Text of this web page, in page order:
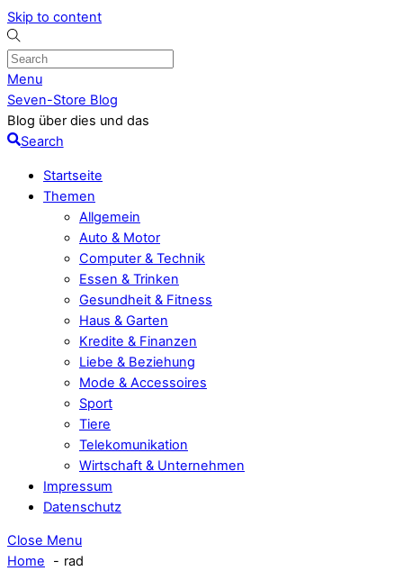
Skip to content
Menu
Seven-Store Blog
Blog über dies und das
Search
Startseite
Themen
Allgemein
Auto & Motor
Computer & Technik
Essen & Trinken
Gesundheit & Fitness
Haus & Garten
Kredite & Finanzen
Liebe & Beziehung
Mode & Accessoires
Sport
Tiere
Telekomunikation
Wirtschaft & Unternehmen
Impressum
Datenschutz
Close Menu
Home
rad